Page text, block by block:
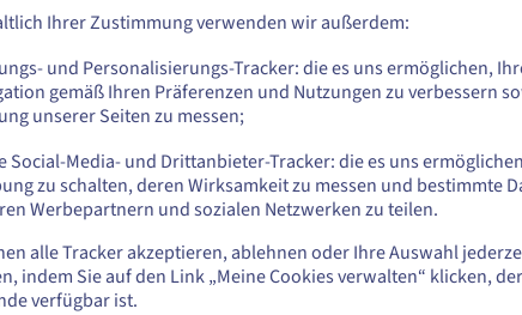
verfügbar. Er beantwortet Ihre Fragen und
Kontaktieren Sie uns
zur [Website] Webseite
us.ovhcloud.com/
Englisch USD - $
der aktuellen Website bleiben
andere Website wählen
Ihrer Zustimmung verwenden wir außerdem:
und Personalisierungs-Tracker: die es uns ermöglichen,
gemäß Ihren Präferenzen und Nutzungen zu verbessern
unserer Seiten zu messen;
Social-Media- und Drittanbieter-Tracker: die es uns
zu schalten, deren Wirksamkeit zu messen und bestimmte
Werbepartnern und sozialen Netzwerken zu teilen.
alle Tracker akzeptieren, ablehnen oder Ihre Auswahl
indem Sie auf den Link „Meine Cookies verwalten“ klicken,
verfügbar ist.